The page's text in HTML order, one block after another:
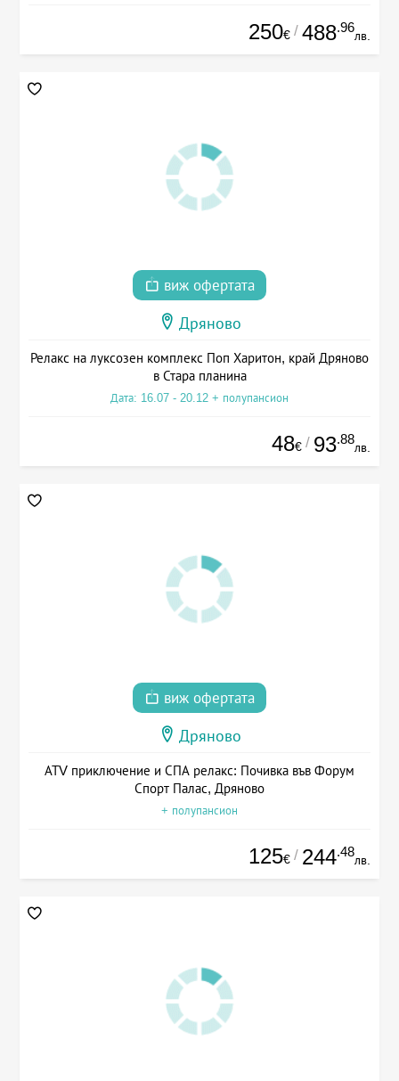
250€ / 488.96
лв.
виж офертата
Дряново
Релакс на луксозен комплекс Поп Харитон, край Дряново
в Стара планина
Дата: 16.07 - 20.12 + полупансион
48€ / 93.88
лв.
виж офертата
Дряново
АТV приключение и СПА релакс: Почивка във Форум
Спорт Палас, Дряново
+ полупансион
125€ / 244.48
лв.